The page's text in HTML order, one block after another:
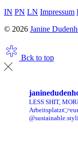
IN PN LN Impressum
© 2026 Janine
Bck to top
LESS SHIT,